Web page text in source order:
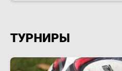
ТУРНИРЫ